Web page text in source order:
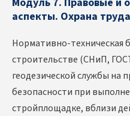
аспекты. Охрана труда
Нормативно-техническая
строительстве (СНиП,
геодезической службы на
безопасности при
стройплощадке, вблизи